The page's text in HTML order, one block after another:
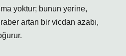
yoktur; bunun yerine,
artan bir vicdan azabı,